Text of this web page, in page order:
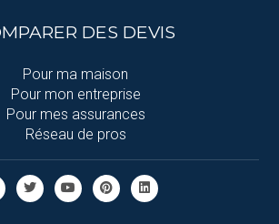
DES DEVIS
Pour ma maison
Pour mon entreprise
Pour mes assurances
Réseau de pros